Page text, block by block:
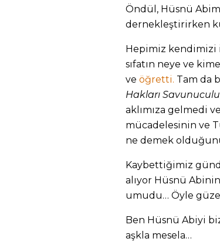
Öndül, Hüsnü
dernekleştirirken
Hepimiz kendimizi
sıfatın neye ve
ve öğretti. Tam da
Hakları
aklımıza gelmedi
mücadelesinin ve
ne demek
Kaybettiğimiz
alıyor Hüsnü
umudu… Öyle güzel
Ben Hüsnü Abiyi
aşkla mesela…